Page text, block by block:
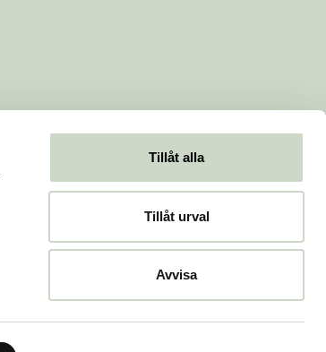
Tillåt alla
Tillåt urval
Avvisa